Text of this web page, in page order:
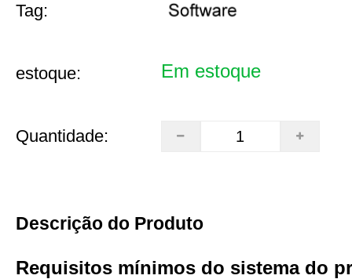
Tag:
estoque: Em estoque
Quantidade:
Descrição do Produto
Requisitos mínimos do sistema do